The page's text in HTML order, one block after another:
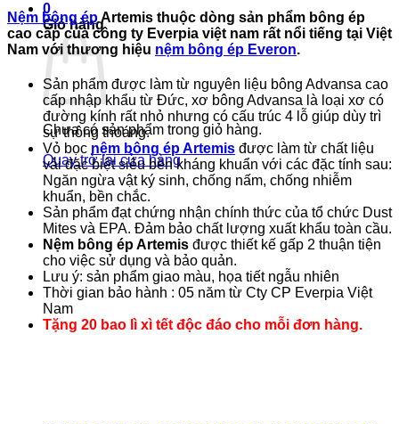
0
Giỏ hàng
Chưa có sản phẩm trong giỏ hàng.
Quay trở lại cửa hàng
Nệm bông épArtemis thuộc dòng sản phẩm bông ép
cao cấp của công ty Everpia việt nam rất nổi tiếng tại Việt
Nam với thương hiệu nệm bông ép Everon.
Sản phẩm được làm từ nguyên liệu bông Advansa cao
cấp nhập khẩu từ Đức, xơ bông Advansa là loại xơ có
đường kính rất nhỏ nhưng có cấu trúc 4 lỗ giúp dùy trì
sự thông thoáng.
Vỏ bọc nệm bông ép Artemis được làm từ chất liệu
vải đặc biệt siêu bền kháng khuẩn với các đặc tính sau:
Ngăn ngừa vật ký sinh, chống nấm, chống nhiễm
khuẩn, bền chắc.
Sản phẩm đạt chứng nhận chính thức của tổ chức Dust
Mites và EPA. Đảm bảo chất lượng xuất khẩu toàn cầu.
Nệm bông ép Artemis được thiết kế gấp 2 thuận tiện
cho việc sử dụng và bảo quản.
Lưu ý: sản phẩm giao màu, họa tiết ngẫu nhiên
Thời gian bảo hành : 05 năm từ Cty CP Everpia Việt
Nam
Tặng 20 bao lì xì tết độc đáo cho mỗi đơn hàng.